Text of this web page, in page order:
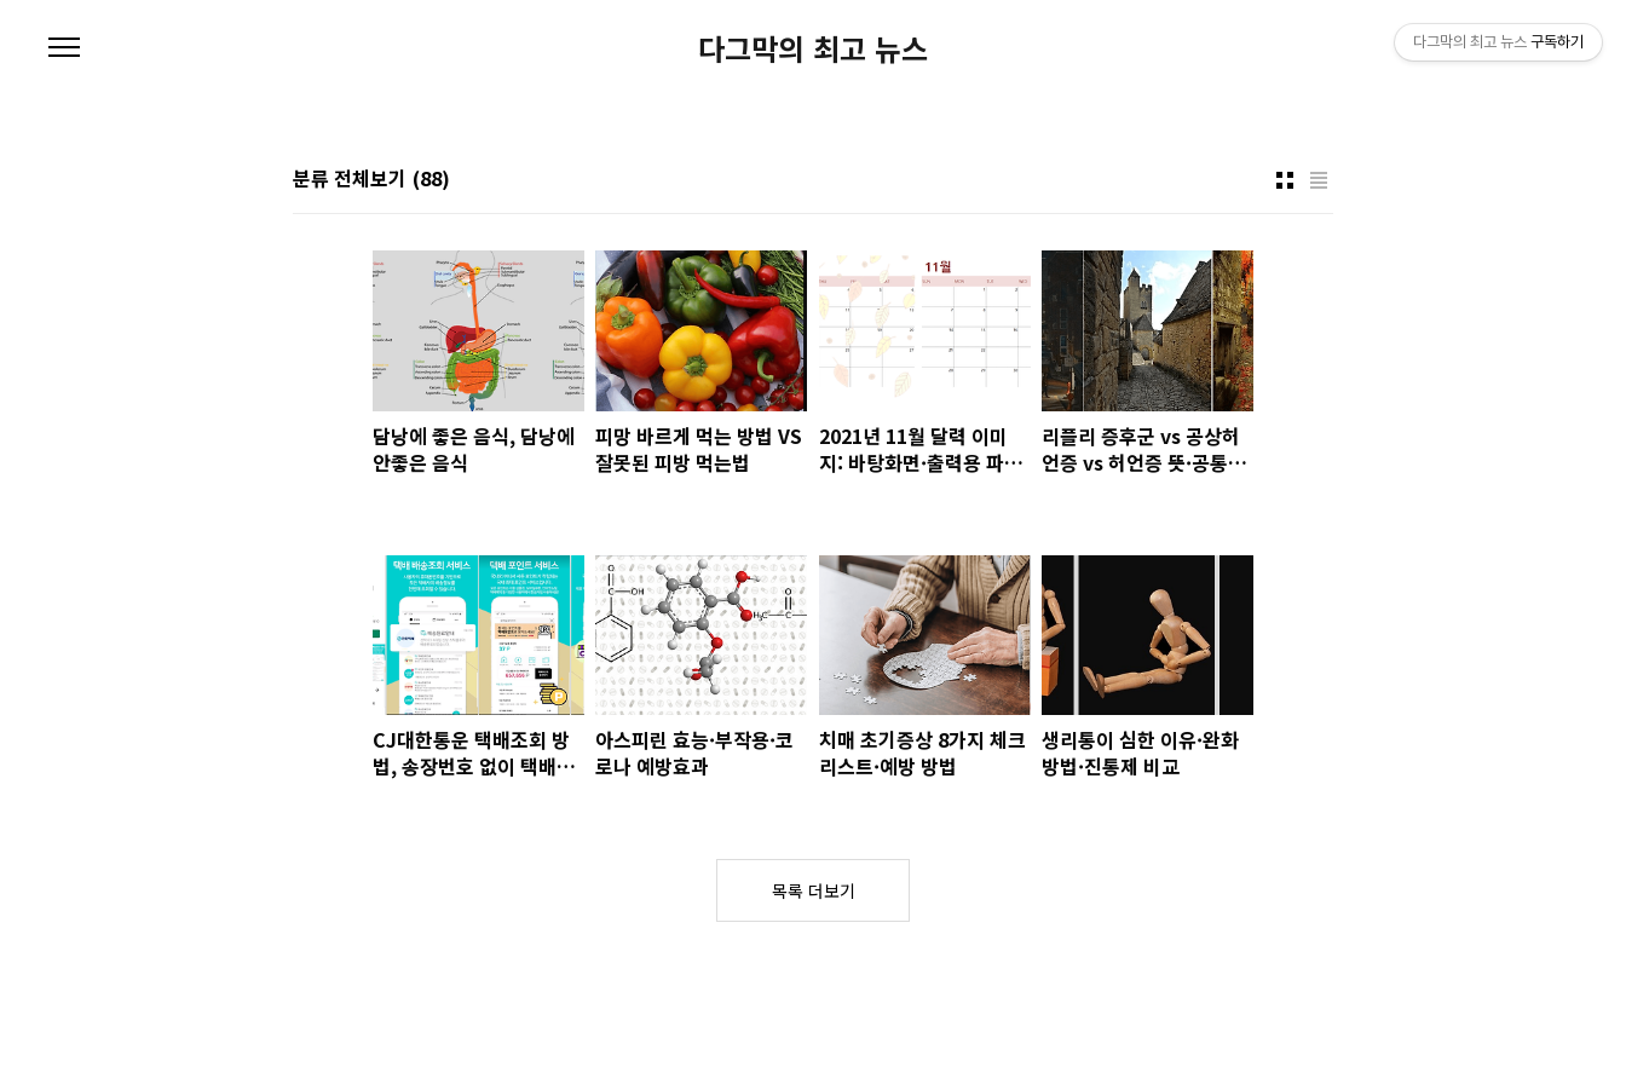
다그막의 최고 뉴스
분류 전체보기 (88)
담낭에 좋은 음식, 담낭에
안좋은 음식
피망 바르게 먹는 방법 VS
잘못된 피방 먹는법
2021년 11월 달력 이미
지: 바탕화면·출력용 파일
리플리 증후군 vs 공상허
언증 vs 허언증 뜻·공통점
CJ대한통운 택배조회 방
법, 송장번호 없이 택배조
아스피린 효능·부작용·코
로나 예방효과
치매 초기증상 8가지 체크
리스트·예방 방법
생리통이 심한 이유·완화
방법·진통제 비교
목록 더보기
다그막의 최고 뉴스 구독하기